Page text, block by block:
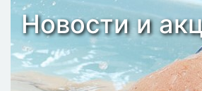
Новости и